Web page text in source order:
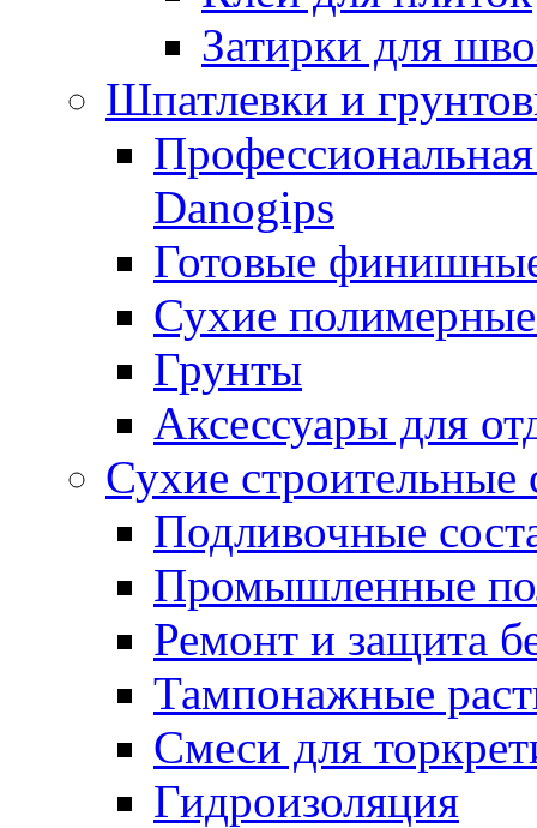
Затирки для
Шпатлевки и
Danogips
Готовые
Сухие
Грунты
Аксессуары для
Сухие строительные
Подливочные
Промышленные
Ремонт и защита
Тампонажные
Смеси для
Гидроизоляция